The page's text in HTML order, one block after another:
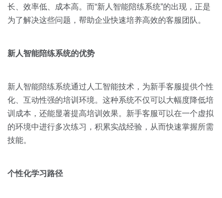
金融
按角色
销售管理
按业务场景
培训辅导
全部
长、效率低、成本高。而“新人智能陪练系统”的出现，正是
为了解决这些问题，帮助企业快速培养高效的客服团队。
新人智能陪练系统的优势
新人智能陪练系统通过人工智能技术，为新手客服提供个性
化、互动性强的培训环境。这种系统不仅可以大幅度降低培
训成本，还能显著提高培训效果。新手客服可以在一个虚拟
的环境中进行多次练习，积累实战经验，从而快速掌握所需
技能。
个性化学习路径